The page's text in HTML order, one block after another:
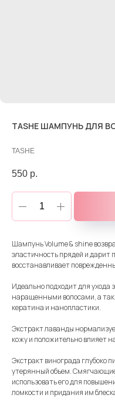
TASHE ШАМПУНЬ ДЛЯ
TASHE
550 р.
Шампунь Volume & shine
эластичность прядей и дарит
восстанавливает
Идеально подходит для
наращенными волосами, а
кератина и нанопластики.
Экстракт лаванды
кожу и положительно влияет
Экстракт винограда глубоко
утерянный объем.
использовать его для
ломкости и придания им